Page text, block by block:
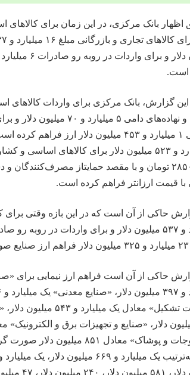
است.
این گزارش، بانک مرکزی برای واردات
روغنی و نهاده‌های دامی ۵
پزشکی ۱ میلیارد و ۴۵۳ میلیون دلار
۶ میلیارد و ۵۲۳ میلیون دلار برای کالاهای
نرخ ۲۸۵۰۰ تومان و با مقصد حمایتاز
با قیمت ارزانتر فراهم کرده است.
تجهیزات تشکیل» معادل
«منسوجات و پوشاک» معادل ۸۵۱
میلیون